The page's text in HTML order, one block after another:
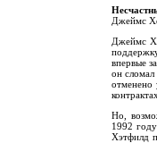
Джеймс
Джеймс
впервые
он сломал
отменено
Но,
1992
Хэтфилд